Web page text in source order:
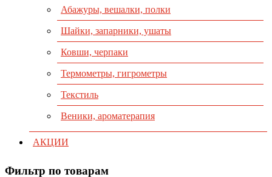
Абажуры, вешалки, полки
Шайки, запарники, ушаты
Ковши, черпаки
Термометры, гигрометры
Текстиль
Веники, ароматерапия
АКЦИИ
Фильтр по товарам